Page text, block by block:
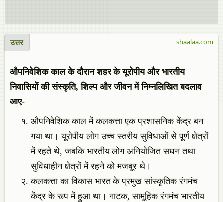
उत्तर
औपनिवेशिक काल के दौरान शहर के यूरोपीय और भारतीय
निवासियों की संस्कृति, शिल्प और जीवन में निम्नलिखित बदलाव
आए-
औपनिवेशिक काल में कलकत्ता एक प्रशासनिक केंद्र बन
गया था। यूरोपीय लोग उच्च स्तरीय सुविधाओं से पूर्ण क्षेत्रों
में रहते थे, जबकि भारतीय लोग अनियोजित सघन तथा
सुविधाहीन क्षेत्रों में रहने को मजबूर थे।
कलकत्ता का विकास भारत के प्रमुख सांस्कृतिक रंगमंच
केंद्र के रूप में हुआ था। नाटक, सामूहिक रंगमंच भारतीय
shaalaa.com